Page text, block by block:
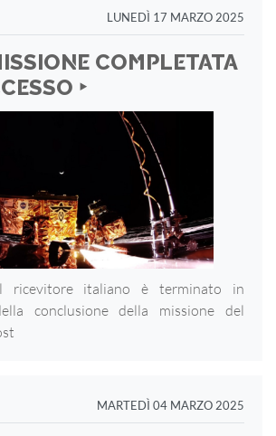
LUNEDÌ 17 MARZO 2025
COMPLETATA
‣
ricevitore italiano è terminato in
conclusione della missione del
MARTEDÌ 04 MARZO 2025